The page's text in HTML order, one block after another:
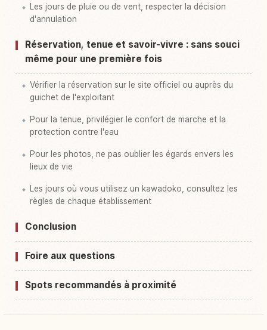
Les jours de pluie ou de vent, respecter la décision
d'annulation
Réservation, tenue et savoir-vivre : sans souci
même pour une première fois
Vérifier la réservation sur le site officiel ou auprès du
guichet de l'exploitant
Pour la tenue, privilégier le confort de marche et la
protection contre l'eau
Pour les photos, ne pas oublier les égards envers les
lieux de vie
Les jours où vous utilisez un kawadoko, consultez les
règles de chaque établissement
Conclusion
Foire aux questions
Spots recommandés à proximité